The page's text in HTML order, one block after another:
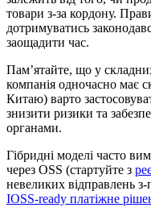
товари з-за кордону.
дотримуватись
заощадити час.
Пам’ятайте, що у
компанія одночасно має
Китаю) варто
знизити ризики та
органами.
Гібридні моделі часто
через OSS (стартуйте з
невеликих відправлень
IOSS-ready платіжне